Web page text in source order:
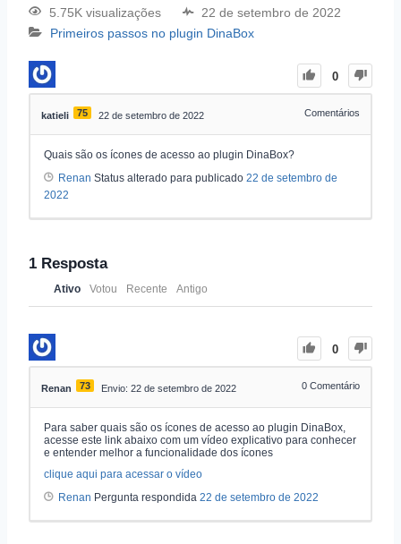
5.75K visualizações
22 de setembro de 2022
Primeiros passos no plugin DinaBox
0
katieli 75 22 de setembro de 2022 Comentários
Quais são os ícones de acesso ao plugin DinaBox?
Renan Status alterado para publicado 22 de setembro de
2022
1 Resposta
Ativo Votou Recente Antigo
0
Renan 73 Envio: 22 de setembro de 2022 0 Comentário
Para saber quais são os ícones de acesso ao plugin DinaBox,
acesse este link abaixo com um vídeo explicativo para conhecer
e entender melhor a funcionalidade dos ícones
clique aqui para acessar o vídeo
Renan Pergunta respondida 22 de setembro de 2022